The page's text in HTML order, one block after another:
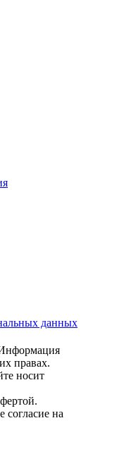
данных
правах.
носит
согласие на